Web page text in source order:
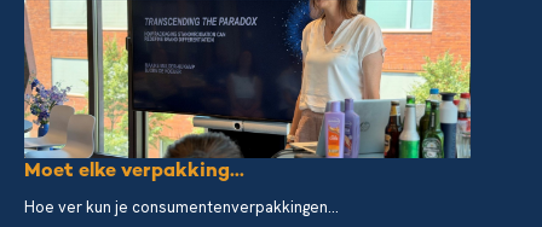
Moet elke verpakking...
Hoe ver kun je consumentenverpakkingen...